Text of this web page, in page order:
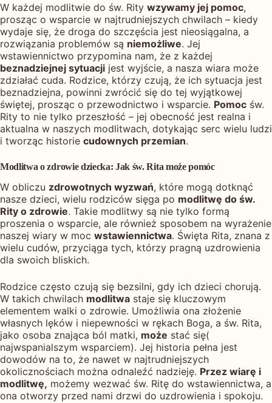
W każdej modlitwie do św. Rity wzywamy jej pomoc,
prosząc o wsparcie w najtrudniejszych chwilach – kiedy
wydaje się, że droga do szczęścia jest nieosiągalna, a
rozwiązania problemów są niemożliwe. Jej
wstawiennictwo przypomina nam, że z każdej
beznadziejnej sytuacji jest wyjście, a nasza wiara może
zdziałać cuda. Rodzice, którzy czują, że ich sytuacja jest
beznadziejna, powinni zwrócić się do tej wyjątkowej
świętej, prosząc o przewodnictwo i wsparcie. Pomoc św.
Rity to nie tylko przeszłość – jej obecność jest realna i
aktualna w naszych modlitwach, dotykając serc wielu ludzi
i tworząc historie cudownych przemian.
Modlitwa o zdrowie dziecka: Jak św. Rita może pomóc
W obliczu zdrowotnych wyzwań, które mogą dotknąć
nasze dzieci, wielu rodziców sięga po modlitwę do św.
Rity o zdrowie. Takie modlitwy są nie tylko formą
proszenia o wsparcie, ale również sposobem na wyrażenie
naszej wiary w moc wstawiennictwa. Święta Rita, znana z
wielu cudów, przyciąga tych, którzy pragną uzdrowienia
dla swoich bliskich.
Rodzice często czują się bezsilni, gdy ich dzieci chorują.
W takich chwilach modlitwa staje się kluczowym
elementem walki o zdrowie. Umożliwia ona złożenie
własnych lęków i niepewności w rękach Boga, a św. Rita,
jako osoba znająca ból matki, może stać się(
najwspanialszym wsparciem). Jej historia pełna jest
dowodów na to, że nawet w najtrudniejszych
okolicznościach można odnaleźć nadzieję. Przez wiarę i
modlitwę, możemy wezwać św. Ritę do wstawiennictwa, a
ona otworzy przed nami drzwi do uzdrowienia i spokoju.